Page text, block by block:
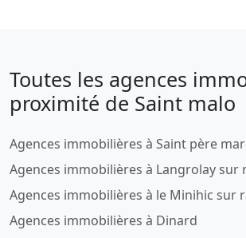
Toutes les agences
proximité de Saint malo
Agences immobilières à Saint père
Agences immobilières à Langrolay sur
Agences immobilières à le Minihic sur
Agences immobilières à Dinard